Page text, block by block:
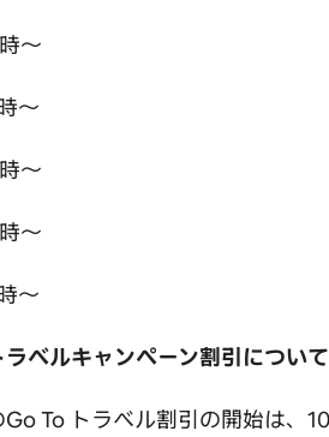
〜
〜
〜
〜
〜
ラベルキャンペーン割引について
To トラベル割引の開始は、